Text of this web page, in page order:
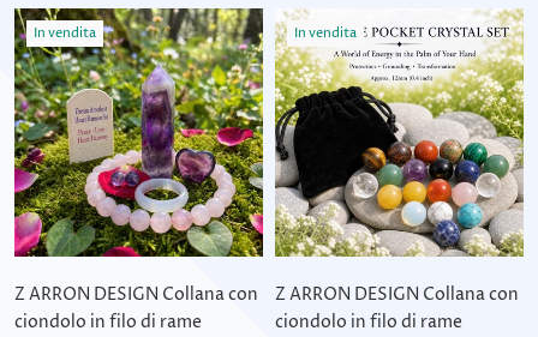
In vendita
Z ARRON DESIGN Collana con
ciondolo in filo di rame
In vendita
Z ARRON DESIGN Collana con
ciondolo in filo di rame